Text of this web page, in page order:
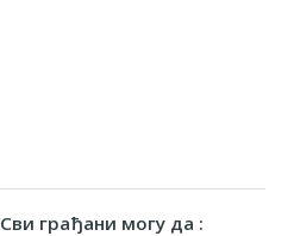
Сви грађани могу да :